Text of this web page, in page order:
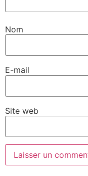
Nom
E-mail
Site web